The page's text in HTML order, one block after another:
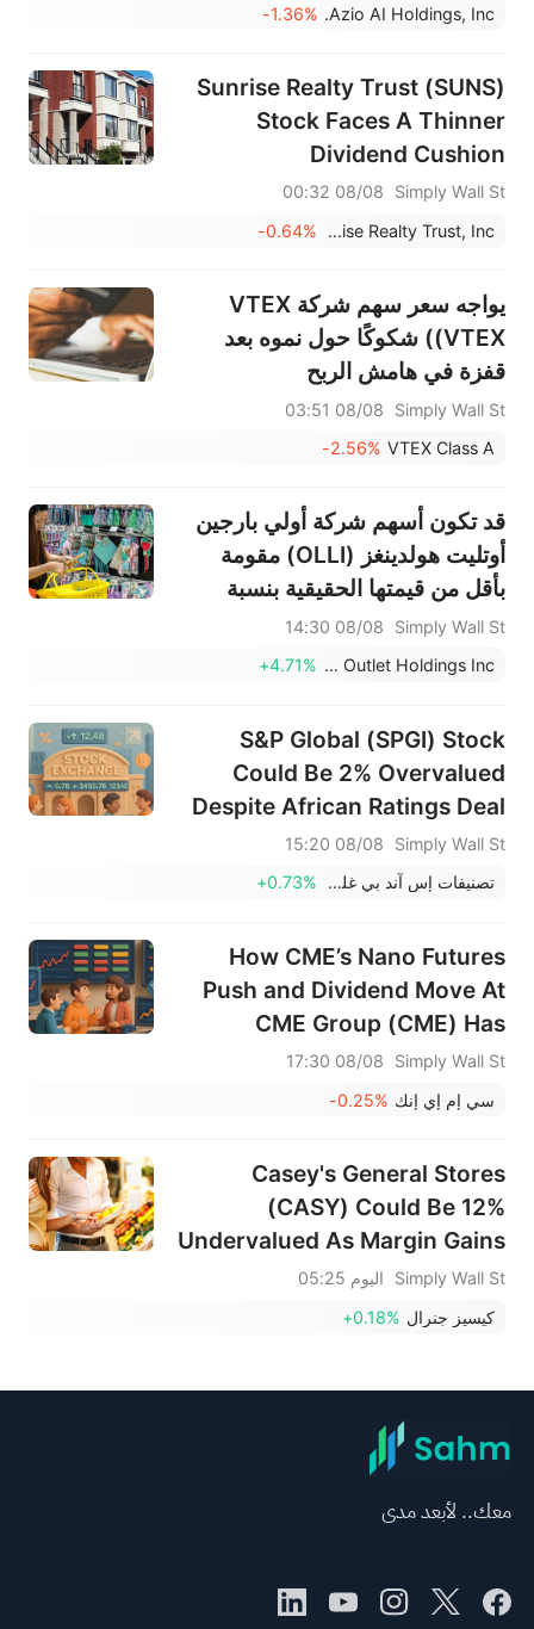
Azio AI Holdings, Inc.
-1.36%
Sunrise Realty Trust (SUNS)
Stock Faces A Thinner
Dividend Cushion
Simply Wall St
08/08 00:32
Sunrise Realty Trust, Inc.
-0.64%
يواجه سعر سهم شركة VTEX
(VTEX) شكوكًا حول نموه بعد
قفزة في هامش الربح
Simply Wall St
08/08 03:51
VTEX Class A
-2.56%
قد تكون أسهم شركة أولي بارجين
أوتليت هولدينغز (OLLI) مقومة
بأقل من قيمتها الحقيقية بنسبة
25% مع تزايد الطلب على المنتجات
ذات القيمة المضافة.
Simply Wall St
08/08 14:30
Ollie's Bargain Outlet Holdings Inc
+4.71%
S&P Global (SPGI) Stock
Could Be 2% Overvalued
Despite African Ratings Deal
Simply Wall St
08/08 15:20
تصنيفات إس آند بي غلوبال
+0.73%
How CME’s Nano Futures
Push and Dividend Move At
CME Group (CME) Has
Changed Its Investment Story
Simply Wall St
08/08 17:30
سي إم إي إنك -0.25%
Casey's General Stores
(CASY) Could Be 12%
Undervalued As Margin Gains
Shape The Story
Simply Wall St
اليوم 05:25
كيسيز جنرال +0.18%
معك.. لأبعد مدى